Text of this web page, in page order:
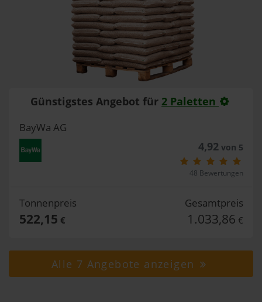
Günstigstes Angebot für 2 Paletten
BayWa AG
4,92von 5
48 Bewertungen
Tonnenpreis
522,15 €
Gesamtpreis
1.033,86 €
Alle 7 Angebote anzeigen